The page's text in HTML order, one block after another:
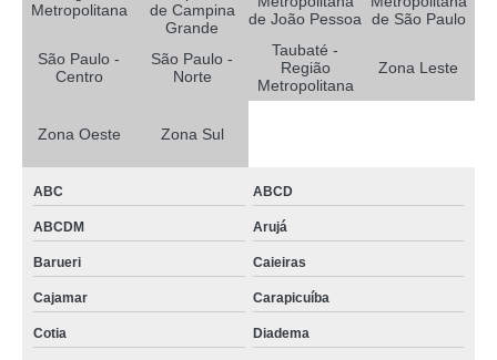
Metropolitana
de Campina
Grande
de João Pessoa
de São Paulo
São Paulo -
Centro
São Paulo -
Norte
Taubaté -
Região
Metropolitana
Zona Leste
Zona Oeste Zona Sul
ABC ABCD
ABCDM Arujá
Barueri Caieiras
Cajamar Carapicuíba
Cotia Diadema